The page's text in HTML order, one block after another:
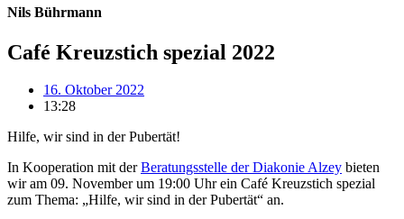
Nils Bührmann
Café Kreuzstich spezial 2022
16. Oktober 2022
13:28
Hilfe, wir sind in der Pubertät!
In Kooperation mit derBeratungsstelle der Diakonie Alzey bieten
wir am 09. November um 19:00 Uhr ein Café Kreuzstich spezial
zum Thema: „Hilfe, wir sind in der Pubertät“ an.